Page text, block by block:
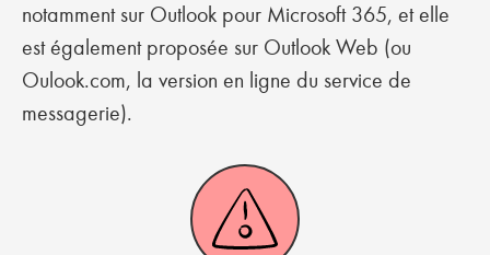
notamment sur Outlook pour Microsoft 365, et elle
est également proposée sur Outlook Web (ou
Oulook.com, la version en ligne du service de
messagerie).